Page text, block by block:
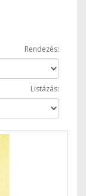
Rendezés:
Listázás: